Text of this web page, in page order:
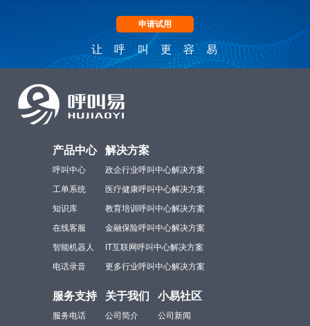
申请试用
让呼叫更容易
产品中心
呼叫中心
工单系统
知识库
在线客服
智能机器人
电话录音
解决方案
政企行业呼叫中心解决方案
医疗健康呼叫中心解决方案
教育培训呼叫中心解决方案
金融保险呼叫中心解决方案
IT互联网呼叫中心解决方案
更多行业呼叫中心解决方案
服务支持
服务电话
关于我们
公司简介
小易社区
公司新闻